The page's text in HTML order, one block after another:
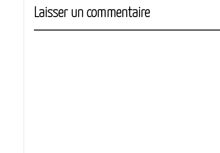
Laisser un commentaire